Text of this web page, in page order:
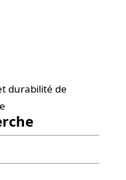
durabilité de